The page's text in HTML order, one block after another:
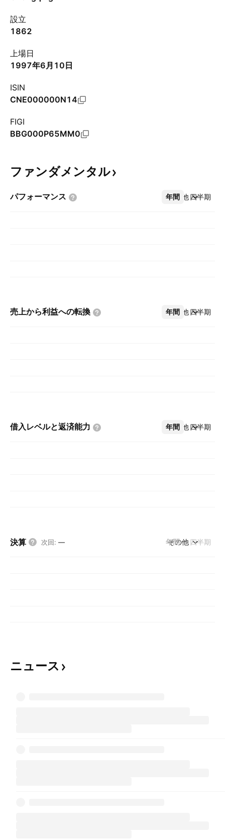
設立
1862
上場日
1997年6月10日
ISIN
CNE000000N14
FIGI
BBG000P65MM0
ファンダメンタル
パフォーマンス 年間 四半期
その他
売上から利益への転換 年間 四半期
その他
借入レベルと返済能力 年間 四半期
その他
決算 次回: — 年間 四半期
その他
ニュース